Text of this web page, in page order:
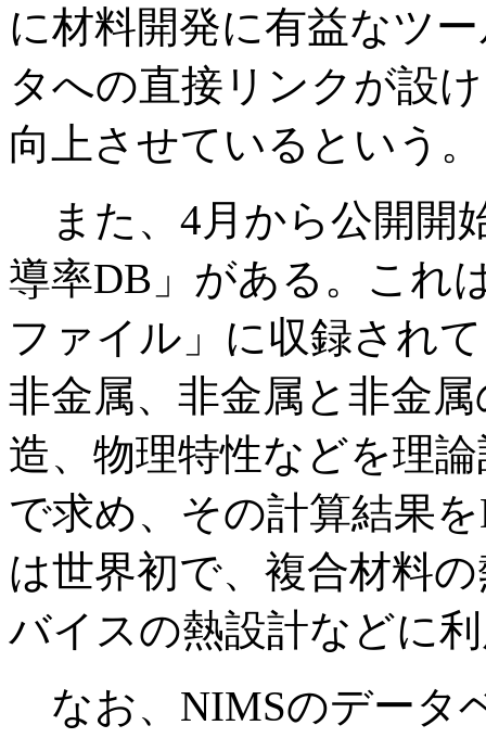
に材料開発に有益なツ
タへの直接リンクが設
向上させているという。
また、4月から公開開
導率DB」がある。これ
ファイル」に収録され
非金属、非金属と非金
造、物理特性などを理
で求め、その計算結果
は世界初で、複合材料
バイスの熱設計などに
なお、NIMSのデータ